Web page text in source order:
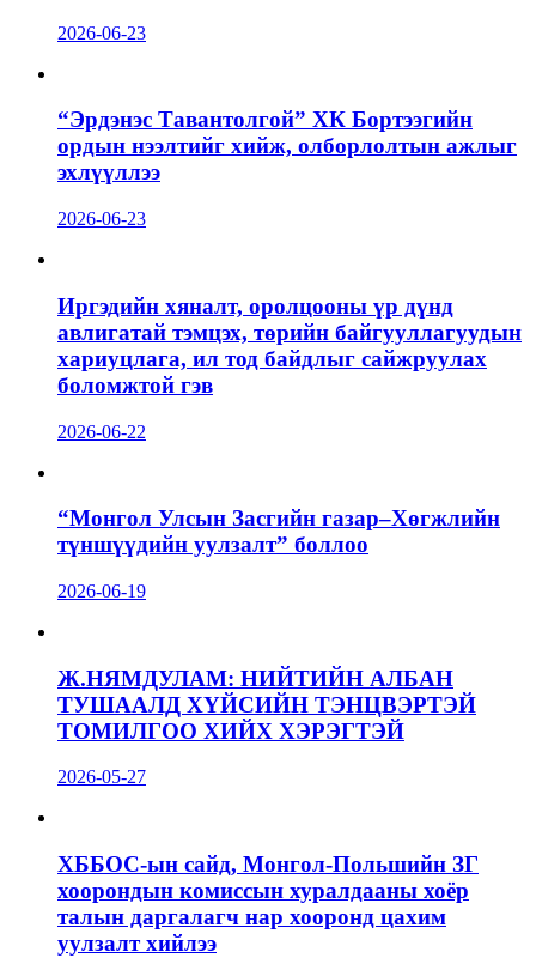
2026-06-23
“Эрдэнэс Тавантолгой” ХК Бортээгийн
ордын нээлтийг хийж, олборлолтын ажлыг
эхлүүллээ
2026-06-23
Иргэдийн хяналт, оролцооны үр дүнд
авлигатай тэмцэх, төрийн байгууллагуудын
хариуцлага, ил тод байдлыг сайжруулах
боломжтой гэв
2026-06-22
“Монгол Улсын Засгийн газар–Хөгжлийн
түншүүдийн уулзалт” боллоо
2026-06-19
Ж.НЯМДУЛАМ: НИЙТИЙН АЛБАН
ТУШААЛД ХҮЙСИЙН ТЭНЦВЭРТЭЙ
ТОМИЛГОО ХИЙХ ХЭРЭГТЭЙ
2026-05-27
ХББОС-ын сайд, Монгол-Польшийн ЗГ
хоорондын комиссын хуралдааны хоёр
талын даргалагч нар хооронд цахим
уулзалт хийлээ